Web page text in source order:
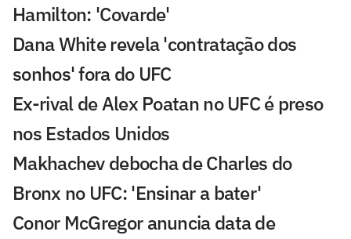
Hamilton: 'Covarde'
Dana White revela 'contratação dos
sonhos' fora do UFC
Ex-rival de Alex Poatan no UFC é preso
nos Estados Unidos
Makhachev debocha de Charles do
Bronx no UFC: 'Ensinar a bater'
Conor McGregor anuncia data de